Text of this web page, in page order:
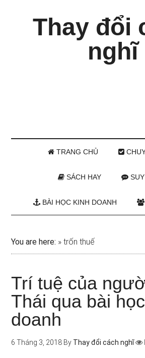
Thay đổi
nghĩ
TRANG CHỦ
SÁCH HAY
BÀI HỌC KINH DOANH
You are here: »trốn thuế
Trí tuệ của
Thái qua bài
doanh
6 Tháng 3, 2018 By Thay đổi cách nghĩ